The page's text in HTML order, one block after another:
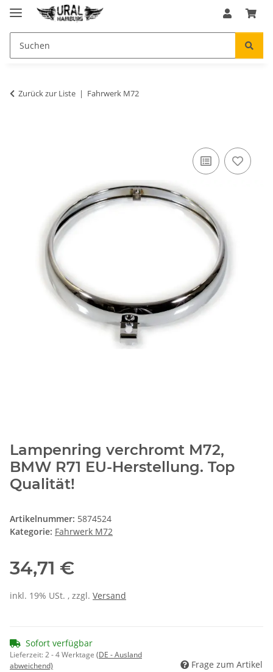
Zurück zur Liste Fahrwerk M72
Lampenring verchromt M72,
BMW R71 EU-Herstellung. Top
Qualität!
Artikelnummer: 5874524
Kategorie: Fahrwerk M72
34,71 €
inkl. 19% USt. , zzgl. Versand
Sofort verfügbar
Lieferzeit:2 - 4 Werktage (DE - Ausland
abweichend)
Frage zum Artikel